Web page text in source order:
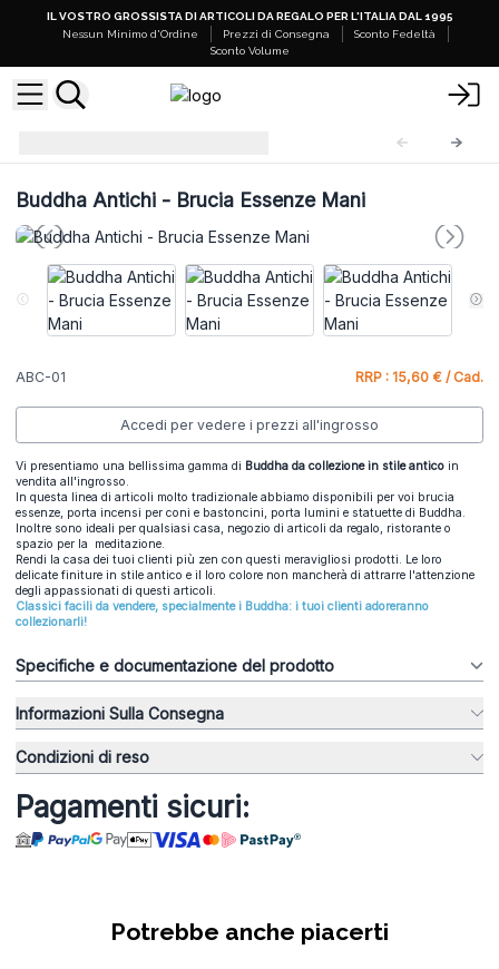
IL VOSTRO GROSSISTA DI ARTICOLI DA REGALO PER L'ITALIA DAL 1995
Nessun Minimo d'Ordine
Prezzi di Consegna
Sconto Fedeltà
Sconto Volume
Buddha Antichi - Brucia Essenze Mani
ABC-01 RRP : 15,60 € / Cad.
Accedi per vedere i prezzi all'ingrosso
Vi presentiamo una bellissima gamma di Buddha da collezione in stile antico in
vendita all'ingrosso.
In questa linea di articoli molto tradizionale abbiamo disponibili per voi brucia
essenze, porta incensi per coni e bastoncini, porta lumini e statuette di Buddha.
Inoltre sono ideali per qualsiasi casa, negozio di articoli da regalo, ristorante o
spazio per la meditazione.
Rendi la casa dei tuoi clienti più zen con questi meravigliosi prodotti. Le loro
delicate finiture in stile antico e il loro colore non mancherà di attrarre l'attenzione
degli appassionati di questi articoli.
Classici facili da vendere, specialmente i Buddha: i tuoi clienti adoreranno
collezionarli!
Specifiche e documentazione del prodotto
Informazioni Sulla Consegna
Condizioni di reso
Pagamenti sicuri:
Potrebbe anche piacerti